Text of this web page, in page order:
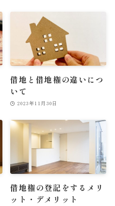
借地と借地権の違いにつ
いて
2023年11月30日
借地権の登記をするメリ
ット・デメリット